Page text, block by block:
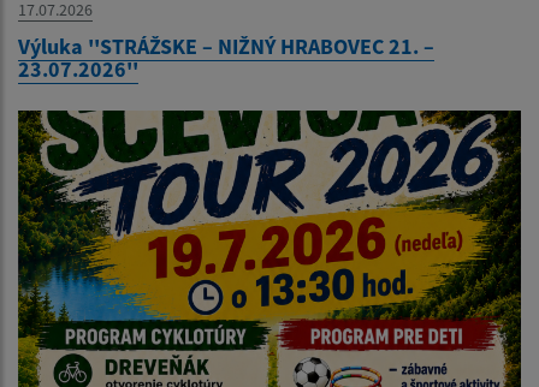
17.07.2026
Výluka ''STRÁŽSKE – NIŽNÝ HRABOVEC 21. –
23.07.2026''